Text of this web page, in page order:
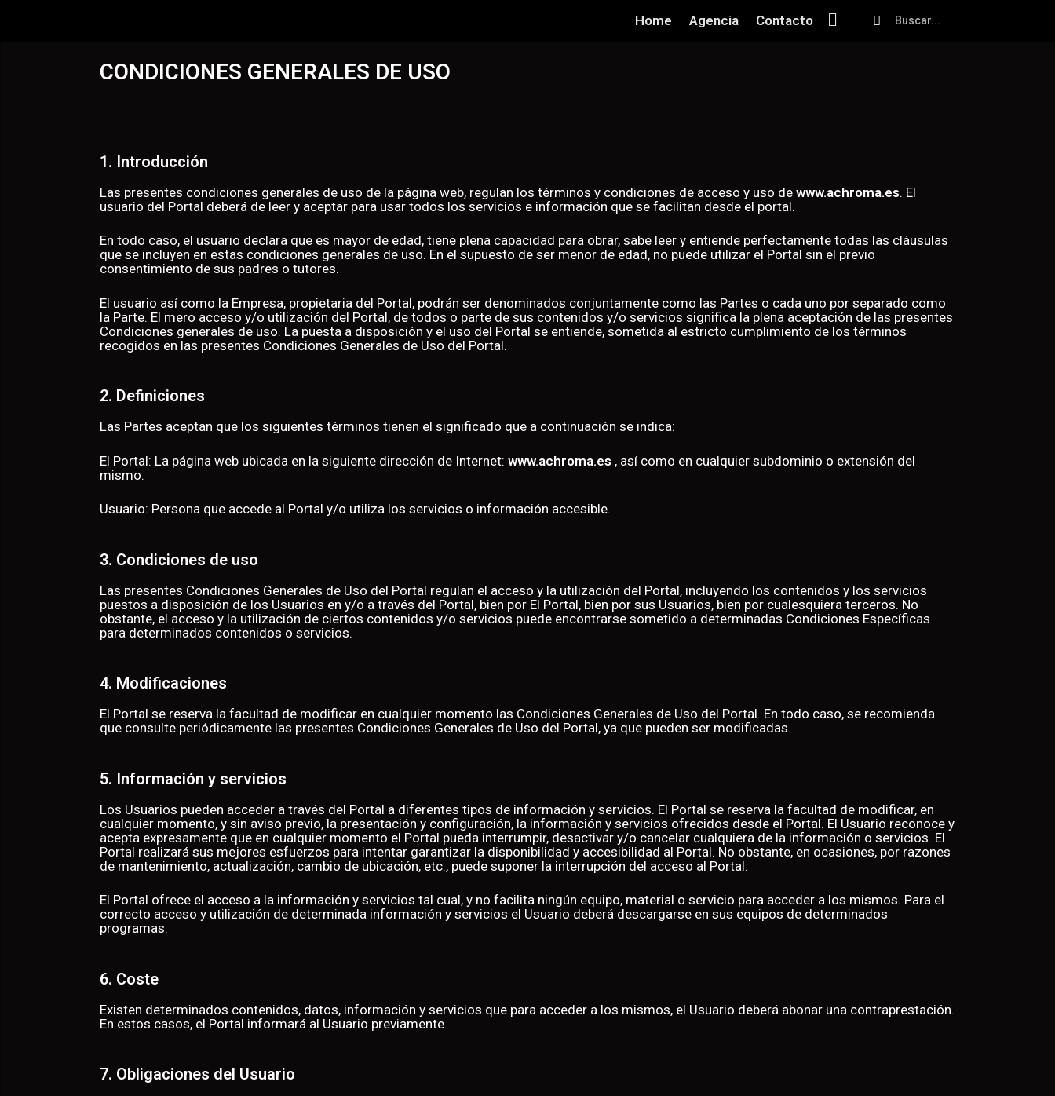
Home Agencia Contacto
CONDICIONES GENERALES DE USO
1. Introducción
Las presentes condiciones generales de uso de la página web, regulan los términos y condiciones de acceso y uso de www.achroma.es. El
usuario del Portal deberá de leer y aceptar para usar todos los servicios e información que se facilitan desde el portal.
En todo caso, el usuario declara que es mayor de edad, tiene plena capacidad para obrar, sabe leer y entiende perfectamente todas las cláusulas
que se incluyen en estas condiciones generales de uso. En el supuesto de ser menor de edad, no puede utilizar el Portal sin el previo
consentimiento de sus padres o tutores.
El usuario así como la Empresa, propietaria del Portal, podrán ser denominados conjuntamente como las Partes o cada uno por separado como
la Parte. El mero acceso y/o utilización del Portal, de todos o parte de sus contenidos y/o servicios significa la plena aceptación de las presentes
Condiciones generales de uso. La puesta a disposición y el uso del Portal se entiende, sometida al estricto cumplimiento de los términos
recogidos en las presentes Condiciones Generales de Uso del Portal.
2. Definiciones
Las Partes aceptan que los siguientes términos tienen el significado que a continuación se indica:
El Portal: La página web ubicada en la siguiente dirección de Internet: www.achroma.es , así como en cualquier subdominio o extensión del
mismo.
Usuario: Persona que accede al Portal y/o utiliza los servicios o información accesible.
3. Condiciones de uso
Las presentes Condiciones Generales de Uso del Portal regulan el acceso y la utilización del Portal, incluyendo los contenidos y los servicios
puestos a disposición de los Usuarios en y/o a través del Portal, bien por El Portal, bien por sus Usuarios, bien por cualesquiera terceros. No
obstante, el acceso y la utilización de ciertos contenidos y/o servicios puede encontrarse sometido a determinadas Condiciones Específicas
para determinados contenidos o servicios.
4. Modificaciones
El Portal se reserva la facultad de modificar en cualquier momento las Condiciones Generales de Uso del Portal. En todo caso, se recomienda
que consulte periódicamente las presentes Condiciones Generales de Uso del Portal, ya que pueden ser modificadas.
5. Información y servicios
Los Usuarios pueden acceder a través del Portal a diferentes tipos de información y servicios. El Portal se reserva la facultad de modificar, en
cualquier momento, y sin aviso previo, la presentación y configuración, la información y servicios ofrecidos desde el Portal. El Usuario reconoce y
acepta expresamente que en cualquier momento el Portal pueda interrumpir, desactivar y/o cancelar cualquiera de la información o servicios. El
Portal realizará sus mejores esfuerzos para intentar garantizar la disponibilidad y accesibilidad al Portal. No obstante, en ocasiones, por razones
de mantenimiento, actualización, cambio de ubicación, etc., puede suponer la interrupción del acceso al Portal.
El Portal ofrece el acceso a la información y servicios tal cual, y no facilita ningún equipo, material o servicio para acceder a los mismos. Para el
correcto acceso y utilización de determinada información y servicios el Usuario deberá descargarse en sus equipos de determinados
programas.
6. Coste
Existen determinados contenidos, datos, información y servicios que para acceder a los mismos, el Usuario deberá abonar una contraprestación.
En estos casos, el Portal informará al Usuario previamente.
7. Obligaciones del Usuario